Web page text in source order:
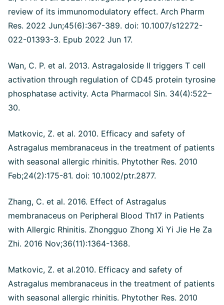
review of its immunomodulatory effect. Arch Pharm
Res. 2022 Jun;45(6):367-389. doi: 10.1007/s12272-
022-01393-3. Epub 2022 Jun 17.
Wan, C. P. et al. 2013. Astragaloside II triggers T cell
activation through regulation of CD45 protein tyrosine
phosphatase activity. Acta Pharmacol Sin. 34(4):522–
30.
Matkovic, Z. et al. 2010. Efficacy and safety of
Astragalus membranaceus in the treatment of patients
with seasonal allergic rhinitis. Phytother Res. 2010
Feb;24(2):175-81. doi: 10.1002/ptr.2877.
Zhang, C. et al. 2016. Effect of Astragalus
membranaceus on Peripheral Blood Th17 in Patients
with Allergic Rhinitis. Zhongguo Zhong Xi Yi Jie He Za
Zhi. 2016 Nov;36(11):1364-1368.
Matkovic, Z. et al.2010. Efficacy and safety of
Astragalus membranaceus in the treatment of patients
with seasonal allergic rhinitis. Phytother Res. 2010